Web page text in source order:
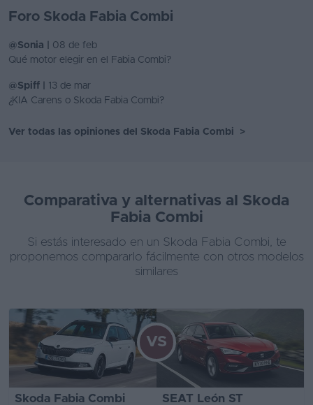
Foro Skoda Fabia Combi
@Sonia |
08 de feb
Qué motor elegir en el Fabia Combi?
@Spiff |
13 de mar
¿KIA Carens o Skoda Fabia Combi?
Ver todas las opiniones del Skoda Fabia Combi >
Comparativa y alternativas al Skoda
Fabia Combi
Si estás interesado en un Skoda Fabia Combi, te
proponemos compararlo fácilmente con otros modelos
similares
Skoda Fabia Combi SEAT León ST
VS